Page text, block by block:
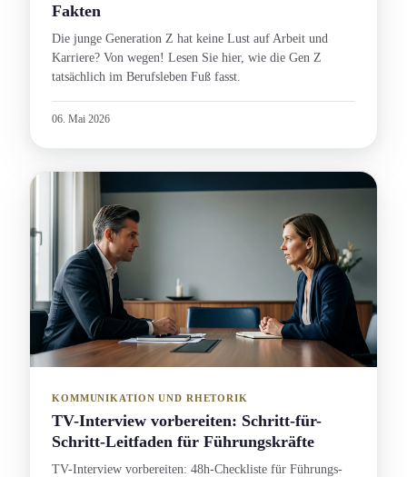
Fakten
Die junge Generation Z hat keine Lust auf Arbeit und
Karriere? Von wegen! Lesen Sie hier, wie die Gen Z
tatsächlich im Berufsleben Fuß fasst.
06. Mai 2026
KOMMUNIKATION UND RHETORIK
TV-Interview vorbereiten: Schritt-für-
Schritt-Leitfaden für Führungs­kräfte
TV-Interview vorbereiten: 48h-Checkliste für Führungs­